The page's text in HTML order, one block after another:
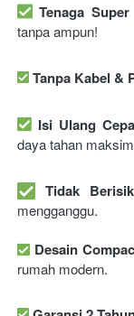
Tenaga
tanpa ampun!
Tanpa Kabel &
Isi Ulang
daya tahan
Tidak Berisik
mengganggu.
Desain
rumah modern.